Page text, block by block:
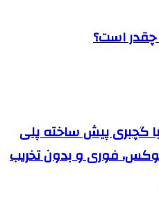
چقدر است؟
گچبری پیش ساخته پلی
فوری و بدون تخریب